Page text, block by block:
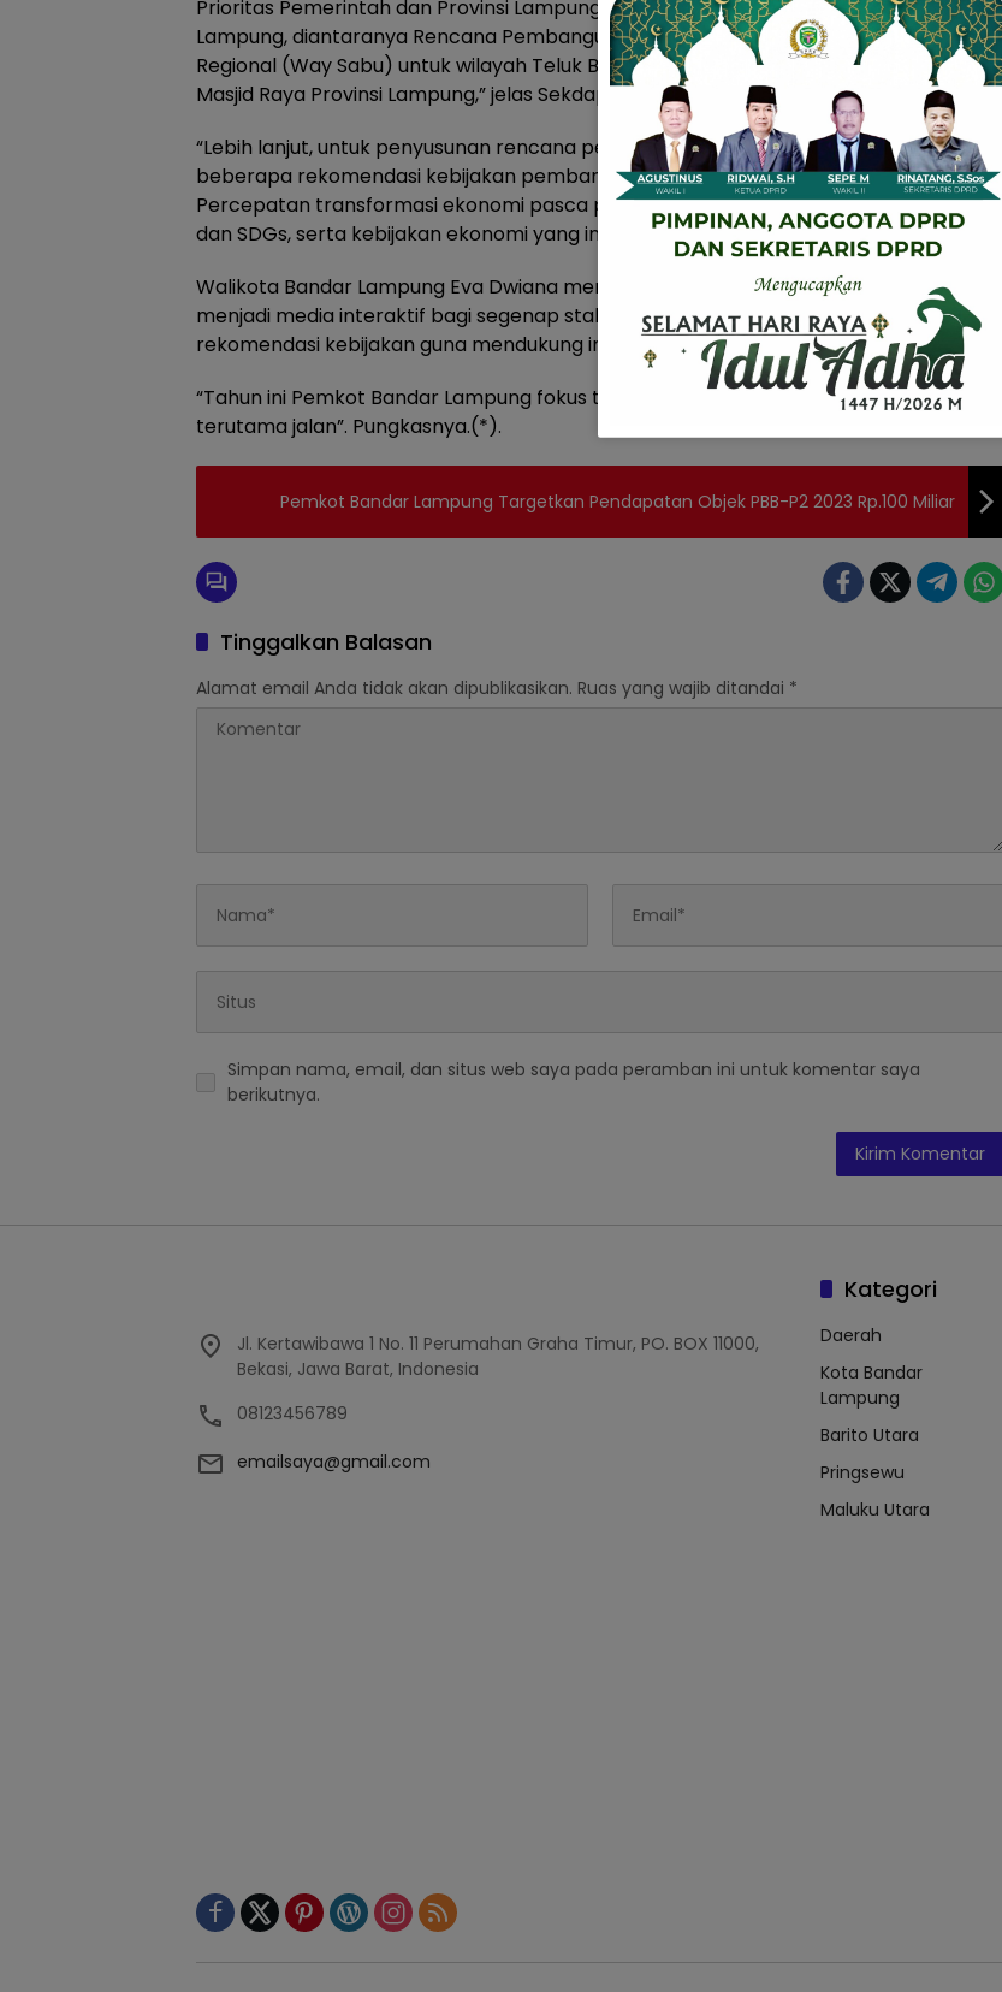
Prioritas Pemerintah dan Provinsi Lampung Tahun 2023 yang berlokasi di Kota Bandar
Lampung, diantaranya Rencana Pembangunan Sistem Penyediaan Air Minum (SPAM)
Regional (Way Sabu) untuk wilayah Teluk Betung dan Panjang, serta Pembangunan
Masjid Raya Provinsi Lampung,” jelas Sekdaprov Lampung.
“Lebih lanjut, untuk penyusunan rencana pembangunan ke depan, terdapat
beberapa rekomendasi kebijakan pembangunan Provinsi Lampung diantaranya;
Percepatan transformasi ekonomi pasca pandemi Covid-19, Pencapaian target SPM
dan SDGs, serta kebijakan ekonomi yang inklusif untuk Provinsi Lampung”. Tutupnya.
Walikota Bandar Lampung Eva Dwiana mengungkapkan, Pelaksanaan musrenbang
menjadi media interaktif bagi segenap stakeholders untuk memberikan saran, serta
rekomendasi kebijakan guna mendukung implementasi program dan anggaran.
“Tahun ini Pemkot Bandar Lampung fokus terhadap pembangunan infrastruktur
terutama jalan”. Pungkasnya.(*).
Pemkot Bandar Lampung Targetkan Pendapatan Objek PBB-P2 2023 Rp.100 Miliar
Tinggalkan Balasan
Alamat email Anda tidak akan dipublikasikan. Ruas yang wajib ditandai *
Simpan nama, email, dan situs web saya pada peramban ini untuk komentar saya
berikutnya.
Jl. Kertawibawa 1 No. 11 Perumahan Graha Timur, PO. BOX 11000,
Bekasi, Jawa Barat, Indonesia
08123456789
emailsaya@gmail.com
Kategori
Daerah
Kota Bandar
Lampung
Barito Utara
Pringsewu
Maluku Utara